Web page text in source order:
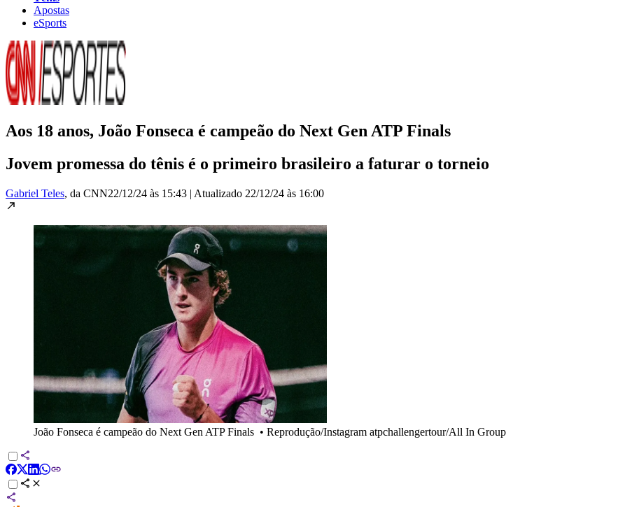
Apostas
eSports
Aos 18 anos, João Fonseca é campeão do Next Gen ATP Finals
Jovem promessa do tênis é o primeiro brasileiro a faturar o torneio
Gabriel Teles, da CNN22/12/24 às 15:43 | Atualizado 22/12/24 às 16:00
João Fonseca é campeão do Next Gen ATP Finals • Reprodução/Instagram atpchallengertour/All In Group